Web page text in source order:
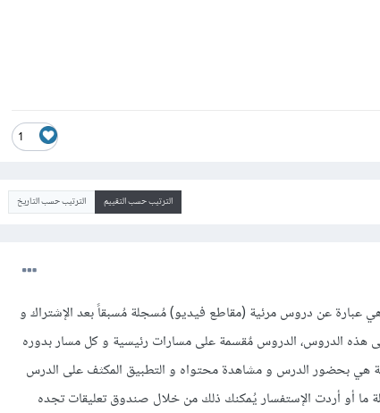
1
الترتيب حسب التقييم الترتيب حسب التاريخ
عبارة عن دروس مرئية (مقاطع فيديو) مُسجلة مُسبقاً بعد الإشتراك و
الدروس، الدروس مٌقسمة على مسارات رئيسية و كل مسار بدوره
هي بحضور الدرس و مشاهدة محتواه و التطبيق المكثف على الدرس
ما أو أردت الإستفسار يُمكنك ذلك من خلال صندوق تعليقات تجده